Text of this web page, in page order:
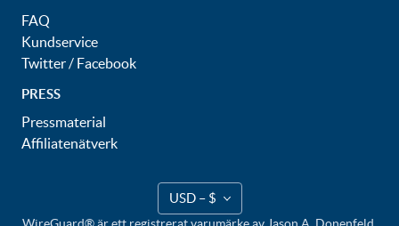
FAQ
Kundservice
Twitter/ Facebook
PRESS
Pressmaterial
Affiliatenätverk
USD – $